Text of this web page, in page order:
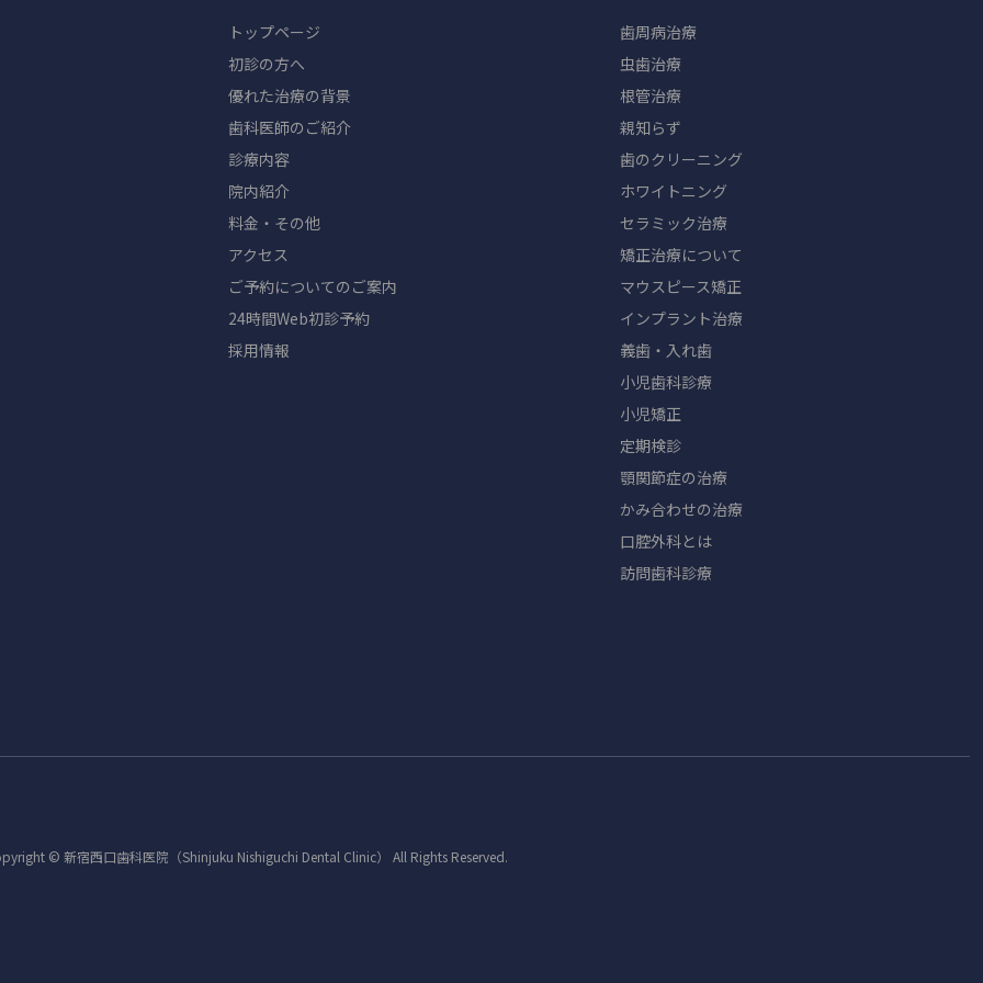
トップページ
初診の方へ
優れた治療の背景
歯科医師のご紹介
診療内容
院内紹介
料金・その他
アクセス
ご予約についてのご案内
24時間Web初診予約
採用情報
歯周病治療
虫歯治療
根管治療
親知らず
歯のクリーニング
ホワイトニング
セラミック治療
矯正治療について
マウスピース矯正
インプラント治療
義歯・入れ歯
小児歯科診療
小児矯正
定期検診
顎関節症の治療
かみ合わせの治療
口腔外科とは
訪問歯科診療
© 新宿西口歯科医院（Shinjuku Nishiguchi Dental Clinic） All Rights Reserved.